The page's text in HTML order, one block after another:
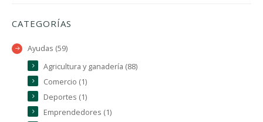
CATEGORÍAS
Ayudas (59)
Agricultura y ganadería (88)
Comercio (1)
Deportes (1)
Emprendedores (1)